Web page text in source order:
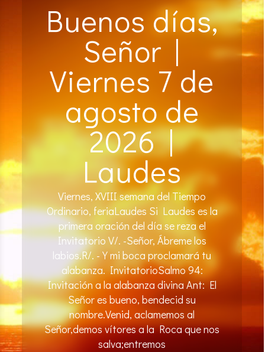
Buenos días,
Señor |
Viernes 7 de
agosto de
2026 |
Laudes
Viernes, XVIII semana del Tiempo
Ordinario, feriaLaudes Si Laudes es la
primera oración del día se reza el
Invitatorio V/. -Señor, Ábreme los
labios.R/. -Y mi boca proclamará tu
alabanza. InvitatorioSalmo 94:
Invitación a la alabanza divina Ant: El
Señor es bueno, bendecid su
nombre.Venid, aclamemos al
Señor,demos vítores a la Roca que nos
salva;entremos